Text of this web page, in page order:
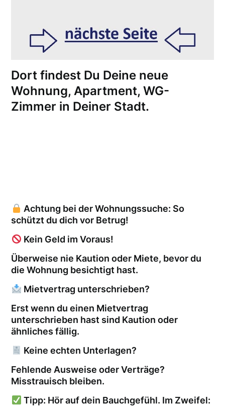
Dort findest Du Deine neue
Wohnung, Apartment, WG-
Zimmer in Deiner Stadt.
Achtung bei der Wohnungssuche: So
schützt du dich vor Betrug!
Kein Geld im Voraus!
Überweise nie Kaution oder Miete, bevor du
die Wohnung besichtigt hast.
Mietvertrag unterschrieben?
Erst wenn du einen Mietvertrag
unterschrieben hast sind Kaution oder
ähnliches fällig.
Keine echten Unterlagen?
Fehlende Ausweise oder Verträge?
Misstrauisch bleiben.
Tipp: Hör auf dein Bauchgefühl. Im Zweifel: